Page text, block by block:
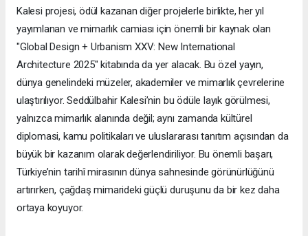
Kalesi projesi, ödül kazanan diğer projelerle birlikte, her yıl
yayımlanan ve mimarlık camiası için önemli bir kaynak olan
"Global Design + Urbanism XXV: New International
Architecture 2025" kitabında da yer alacak. Bu özel yayın,
dünya genelindeki müzeler, akademiler ve mimarlık çevrelerine
ulaştırılıyor. Seddülbahir Kalesi’nin bu ödüle layık görülmesi,
yalnızca mimarlık alanında değil; aynı zamanda kültürel
diplomasi, kamu politikaları ve uluslararası tanıtım açısından da
büyük bir kazanım olarak değerlendiriliyor. Bu önemli başarı,
Türkiye’nin tarihî mirasının dünya sahnesinde görünürlüğünü
artırırken, çağdaş mimarideki güçlü duruşunu da bir kez daha
ortaya koyuyor.